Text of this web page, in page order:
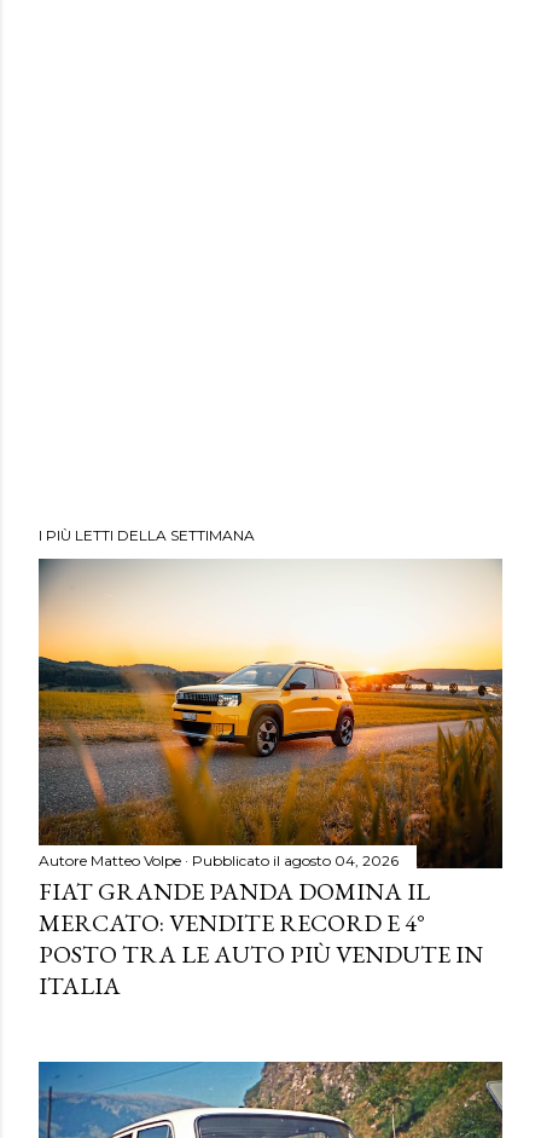
I PIÙ LETTI DELLA SETTIMANA
Autore Matteo Volpe Pubblicato il agosto 04, 2026
FIAT GRANDE PANDA DOMINA IL
MERCATO: VENDITE RECORD E 4°
POSTO TRA LE AUTO PIÙ VENDUTE IN
ITALIA